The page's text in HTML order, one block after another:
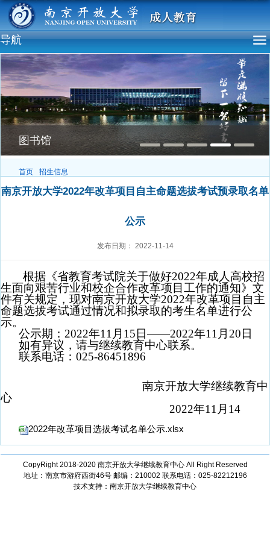
导航
图书馆
首页 招生信息
南京开放大学2022年改革项目自主命题选拔考试预录取名单
公示
发布日期： 2022-11-14
根据《省教育考试院关于做好2022年成人高校招
生面向艰苦行业和校企合作改革项目工作的通知》文
件有关规定，现对南京开放大学2022年改革项目自主
命题选拔考试通过情况和拟录取的考生名单进行公
示。
公示期： 2022年11月 15 日——2022年11月 20 日
如有异议，请与继续教育中心联系。
联系电话： 025-86451896
南京开放大学继续教育中
心
2022年11月 14
2022年改革项目选拔考试名单公示.xlsx
CopyRight 2018-2020 南京开放大学继续教育中心 All Right Reserved
地址：南京市游府西街46号 邮编：210002 联系电话：025-82212196
技术支持：南京开放大学继续教育中心